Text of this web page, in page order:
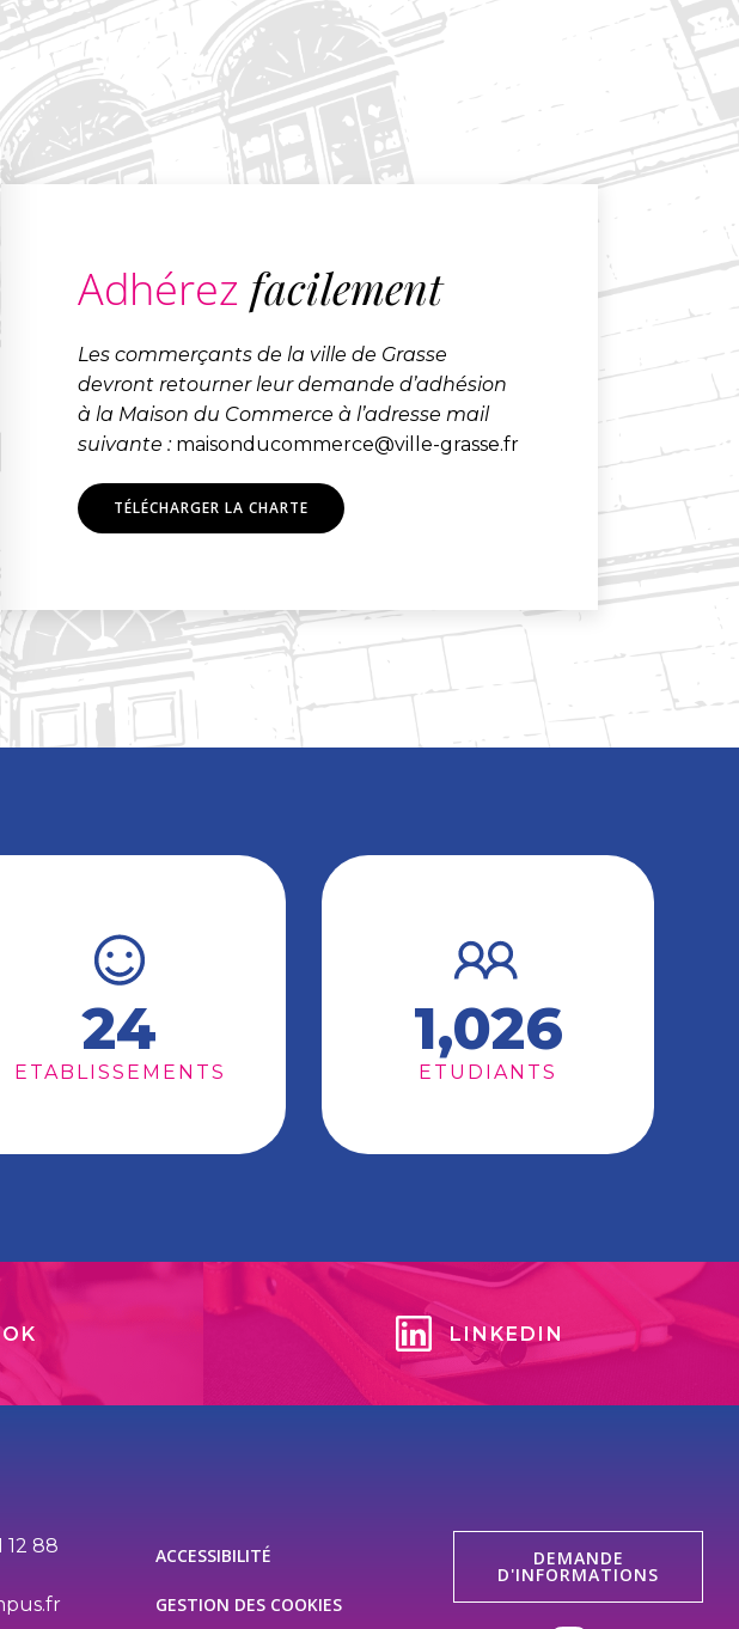
Adhérezfacilement
Les commerçants de la ville de Grasse
devront retourner leur demande d’adhésion
à la Maison du Commerce à l’adresse mail
suivante : maisonducommerce@ville-grasse.fr
TÉLÉCHARGER LA CHARTE
24
ETABLISSEMENTS
1,026
ETUDIANTS
LINKEDIN
12 88
ACCESSIBILITÉ
GESTION DES COOKIES
DEMANDE
D'INFORMATIONS